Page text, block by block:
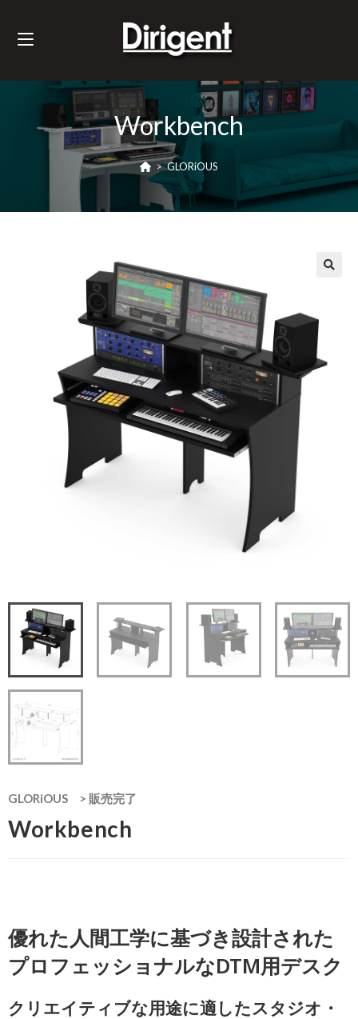
Workbench
> GLORiOUS
GLORiOUS > 販売完了
Workbench
優れた人間工学に基づき設計された
プロフェッショナルなDTM用デスク
クリエイティブな用途に適したスタジオ・